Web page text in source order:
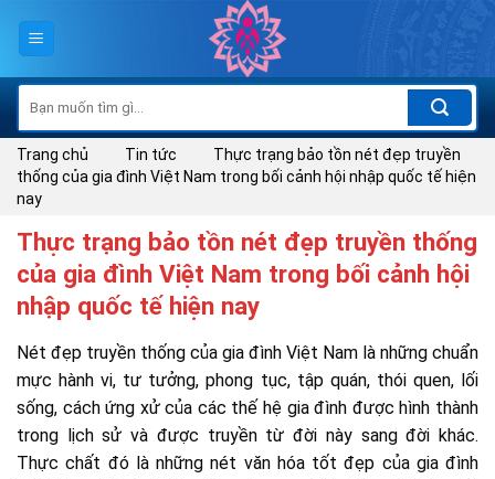
kiếm:
Trang chủ Tin tức
Thực trạng bảo tồn nét đẹp truyền
thống của gia đình Việt Nam trong bối cảnh hội nhập quốc tế hiện
nay
Thực trạng bảo tồn nét đẹp truyền thống
của gia đình Việt Nam trong bối cảnh hội
nhập quốc tế hiện nay
Nét đẹp truyền thống của gia đình Việt Nam là những chuẩn
mực hành vi, tư tưởng, phong tục, tập quán, thói quen, lối
sống, cách ứng xử của các thế hệ gia đình được hình thành
trong lịch sử và được truyền từ đời này sang đời khác.
Thực chất đó là những nét văn hóa tốt đẹp của gia đình